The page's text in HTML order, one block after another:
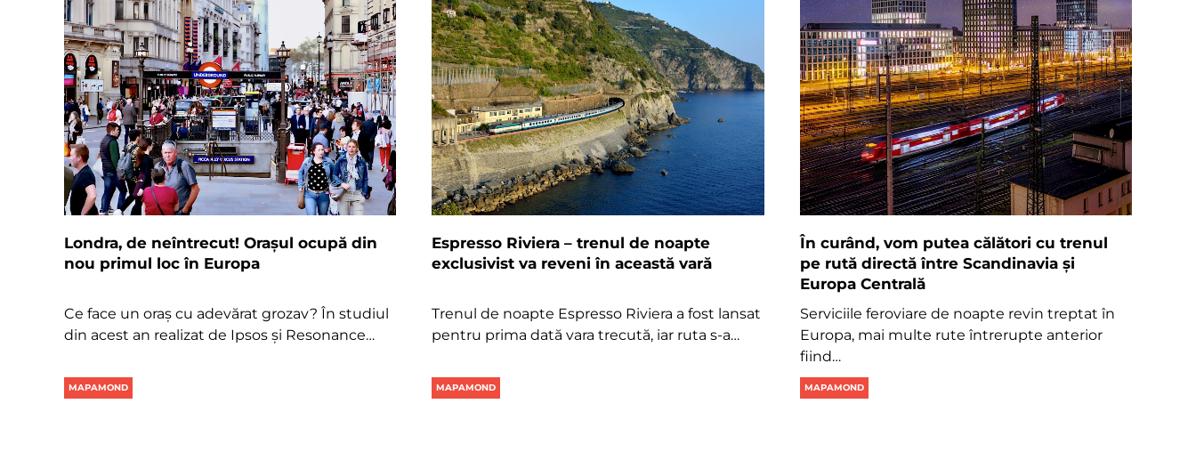
Londra, de neîntrecut! Orașul ocupă din
nou primul loc în Europa
Ce face un oraș cu adevărat grozav? În studiul
din acest an realizat de Ipsos și Resonance…
MAPAMOND
Espresso Riviera – trenul de noapte
exclusivist va reveni în această vară
Trenul de noapte Espresso Riviera a fost lansat
pentru prima dată vara trecută, iar ruta s-a…
MAPAMOND
În curând, vom putea călători cu trenul
pe rută directă între Scandinavia și
Europa Centrală
Serviciile feroviare de noapte revin treptat în
Europa, mai multe rute întrerupte anterior
fiind…
MAPAMOND